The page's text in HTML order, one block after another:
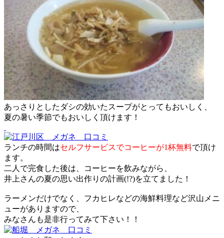
あっさりとしたダシの効いたスープがとってもおいしく、
夏の暑い季節でもおいしく頂けます！
ランチの時間はセルフサービスでコーヒーが1杯無料で頂け
ます。
二人で完食した後は、コーヒーを飲みながら、
井上さんの夏の思い出作りの計画(!?)を立てました！
ラーメンだけでなく、フカヒレなどの海鮮料理など沢山メニ
ューがありますので、
みなさんも是非行ってみて下さい！！